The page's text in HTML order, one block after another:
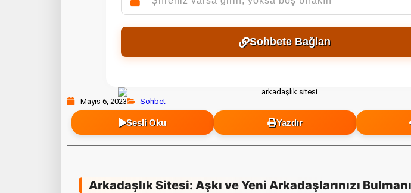
Sohbete Bağlan
Mayıs 6, 2023 Sohbet
Sesli Oku Yazdır
Arkadaşlık Sitesi: Aşkı ve Yeni Arkadaşlarınızı